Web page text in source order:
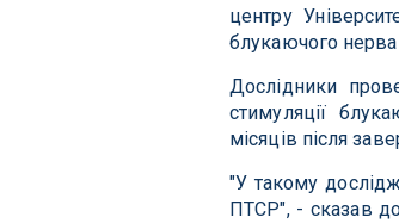
центру
блукаючого нерва
Дослідники
стимуляції
місяців після
"У такому
ПТСР", - сказав